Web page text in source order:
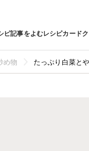
ピ記事をよむレシピカード
め物 たっぷり白菜と